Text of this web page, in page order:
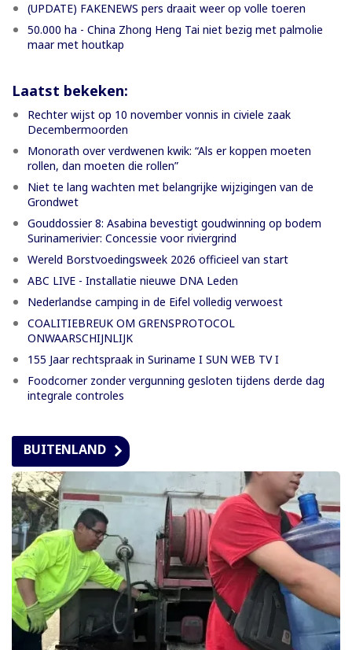
(UPDATE) FAKENEWS pers draait weer op volle toeren
50.000 ha - China Zhong Heng Tai niet bezig met palmolie
maar met houtkap
Laatst bekeken:
Rechter wijst op 10 november vonnis in civiele zaak
Decembermoorden
Monorath over verdwenen kwik: “Als er koppen moeten
rollen, dan moeten die rollen”
Niet te lang wachten met belangrijke wijzigingen van de
Grondwet
Gouddossier 8: Asabina bevestigt goudwinning op bodem
Surinamerivier: Concessie voor riviergrind
Wereld Borstvoedingsweek 2026 officieel van start
ABC LIVE - Installatie nieuwe DNA Leden
Nederlandse camping in de Eifel volledig verwoest
COALITIEBREUK OM GRENSPROTOCOL
ONWAARSCHIJNLIJK
155 Jaar rechtspraak in Suriname I SUN WEB TV I
Foodcorner zonder vergunning gesloten tijdens derde dag
integrale controles
BUITENLAND